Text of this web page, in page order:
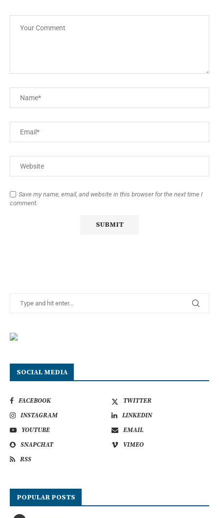
Save my name, email, and website in this browser for the next time I
comment.
SOCIAL MEDIA
FACEBOOK
TWITTER
INSTAGRAM
LINKEDIN
YOUTUBE
EMAIL
SNAPCHAT
VIMEO
RSS
POPULAR POSTS